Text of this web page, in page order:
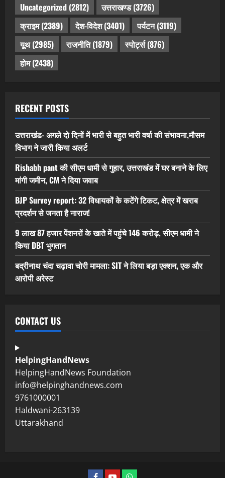
Uncategorized (2812) उत्तराखण्ड(3726)
क्राइम(2389) देश-विदेश(3401) पर्यटन(3119)
यूथ(2985) राजनीति(1879) स्पोर्ट्स(876)
होम(2438)
RECENT POSTS
उत्तराखंड- अगले दो दिनों में भारी से बहुत भारी वर्षा की संभावना,मौसम
विभाग ने जारी किया अलर्ट
Rishabh pant की सीएम धामी से गुहार, उत्तराखंड में घर बनाने के लिए
मांगी जमीन, CM ने दिया जवाब
BJP Survey report: 32 विधायकों के कटेंगे टिकट, क्षेत्र में खराब
प्रदर्शन से जनता है नाराज!
9 लाख 87 हजार पेंशनरों के खाते में पहुंचे 146 करोड़, सीएम धामी ने
किया DBT भुगतान
बद्रीनाथ चंदा चढ़ावा चोरी मामला: SIT ने लिया बड़ा एक्शन, एक और
आरोपी अरेस्ट
CONTACT US
HelpingHandNews
HelpingHandNews Foundation
info@helpinghandnews.com
9761000001
Haldwani-263139
Uttarakhand